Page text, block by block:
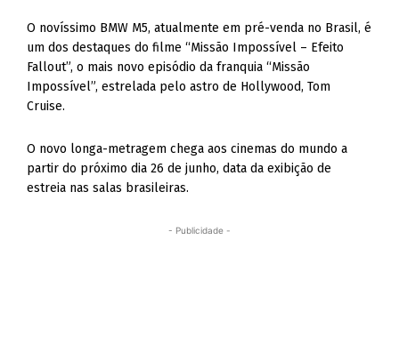
O novíssimo BMW M5, atualmente em pré-venda no Brasil, é
um dos destaques do filme “Missão Impossível – Efeito
Fallout”, o mais novo episódio da franquia “Missão
Impossível”, estrelada pelo astro de Hollywood, Tom
Cruise.
O novo longa-metragem chega aos cinemas do mundo a
partir do próximo dia 26 de junho, data da exibição de
estreia nas salas brasileiras.
- Publicidade -